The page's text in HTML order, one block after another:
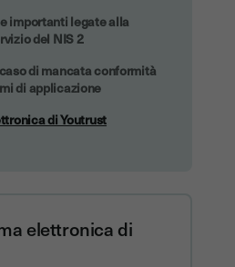
importanti legate alla
del NIS 2
di mancata conformità
di applicazione
di Youtrust
elettronica di